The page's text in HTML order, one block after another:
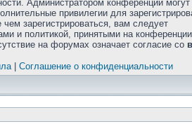
Администратором конференции
привилегии для
зарегистрироваться, вам следует
и политикой, принятыми на
на форумах означает согласие со
| Соглашение о конфиденциальности